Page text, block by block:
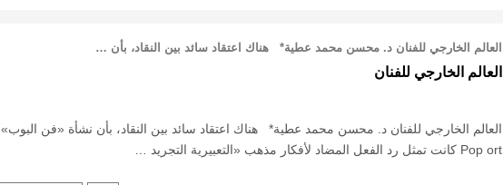
العالم الخارجي للفنان د. محسن محمد عطية* هناك اعتقاد سائد بين النقاد، بأن …
العالم الخارجي للفنان
العالم الخارجي للفنان د. محسن محمد عطية* هناك اعتقاد سائد بين النقاد، بأن نشأة «فن البوب»
Pop ort كانت تمثل رد الفعل المضاد لأفكار مذهب «التعبيرية التجريد …